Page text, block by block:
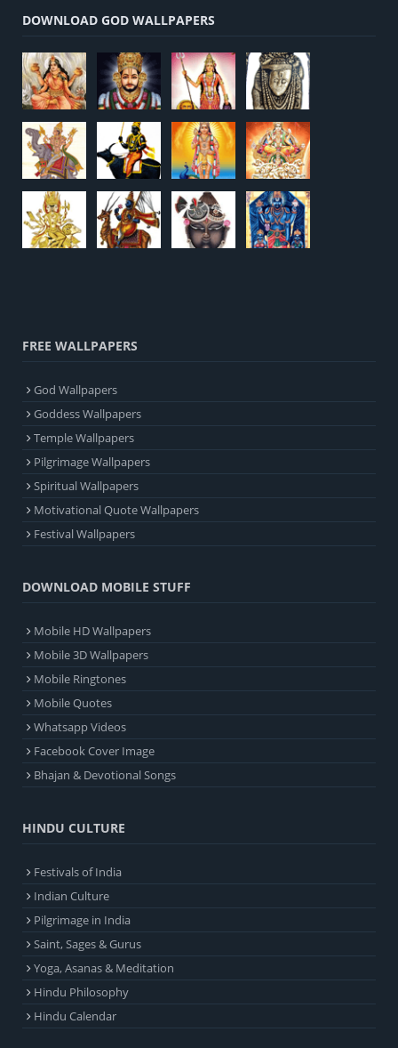
DOWNLOAD GOD WALLPAPERS
FREE WALLPAPERS
God Wallpapers
Goddess Wallpapers
Temple Wallpapers
Pilgrimage Wallpapers
Spiritual Wallpapers
Motivational Quote Wallpapers
Festival Wallpapers
DOWNLOAD MOBILE STUFF
Mobile HD Wallpapers
Mobile 3D Wallpapers
Mobile Ringtones
Mobile Quotes
Whatsapp Videos
Facebook Cover Image
Bhajan & Devotional Songs
HINDU CULTURE
Festivals of India
Indian Culture
Pilgrimage in India
Saint, Sages & Gurus
Yoga, Asanas & Meditation
Hindu Philosophy
Hindu Calendar